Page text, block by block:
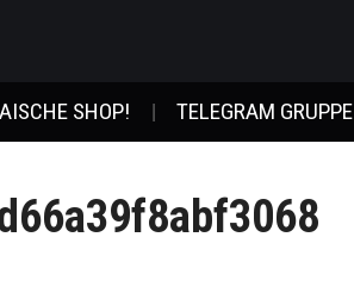
SHOP! TELEGRAM GRUPPE